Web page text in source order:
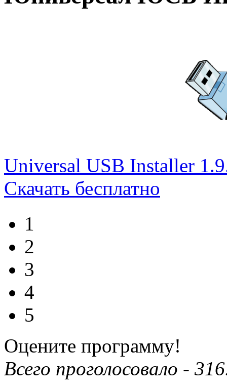
Universal USB Installer
Скачать бесплатно
1
2
3
4
5
Оцените программу!
Всего проголосовало - 316